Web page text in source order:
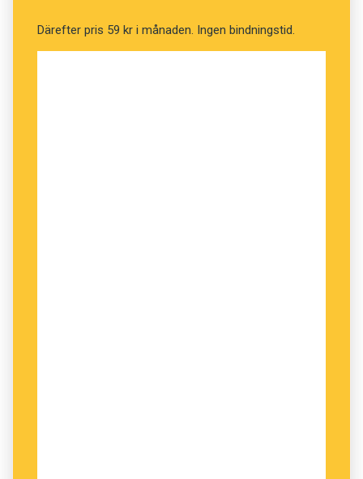
Därefter pris 59 kr i månaden. Ingen bindningstid.